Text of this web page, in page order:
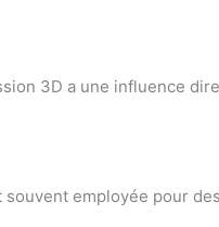
3D a une influence
employée pour